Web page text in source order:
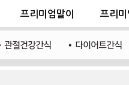
프리미엄말이 프리미